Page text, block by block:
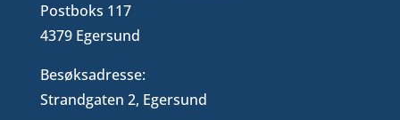
Postboks 117
4379 Egersund
Besøksadresse:
Strandgaten 2, Egersund